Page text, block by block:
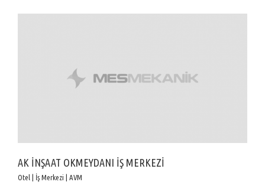
AK İNŞAAT OKMEYDANI İŞ MERKEZİ
Otel | İş Merkezi | AVM